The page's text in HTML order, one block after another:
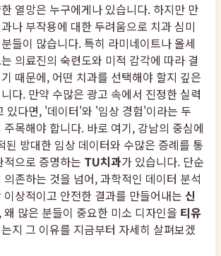
열망은 누구에게나 있습니다. 하지만 만
나 부작용에 대한 두려움으로 치과 심미
들이 많습니다. 특히 라미네이트나 올세
의료진의 숙련도와 미적 감각에 따라 결
때문에, 어떤 치과를 선택해야 할지 깊은
다. 만약 수많은 광고 속에서 진정한 실력
있다면, '데이터'와 '임상 경험'이라는 두
목해야 합니다. 바로 여기, 강남의 중심에
된 방대한 임상 데이터와 수많은 증례를 통
으로 증명하는 TU치과가 있습니다. 단순
존하는 것을 넘어, 과학적인 데이터 분석
상적이고 안전한 결과를 만들어내는 신
왜 많은 분들이 중요한 미소 디자인을 티유
지 그 이유를 지금부터 자세히 살펴보겠